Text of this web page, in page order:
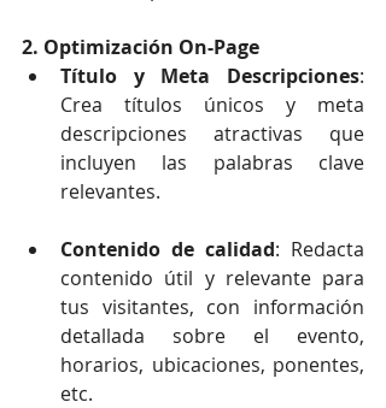
2. Optimización On-Page
Título y Meta Descripciones:
Crea títulos únicos y meta
descripciones atractivas que
incluyen las palabras clave
relevantes.
Contenido de calidad: Redacta
contenido útil y relevante para
tus visitantes, con información
detallada sobre el evento,
horarios, ubicaciones, ponentes,
etc.